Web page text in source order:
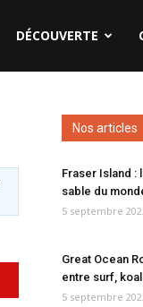
DÉCOUVERTE
Nos articles
Fraser Island :
sable du
5 septembre
Great Ocean
entre surf,
5 septembre